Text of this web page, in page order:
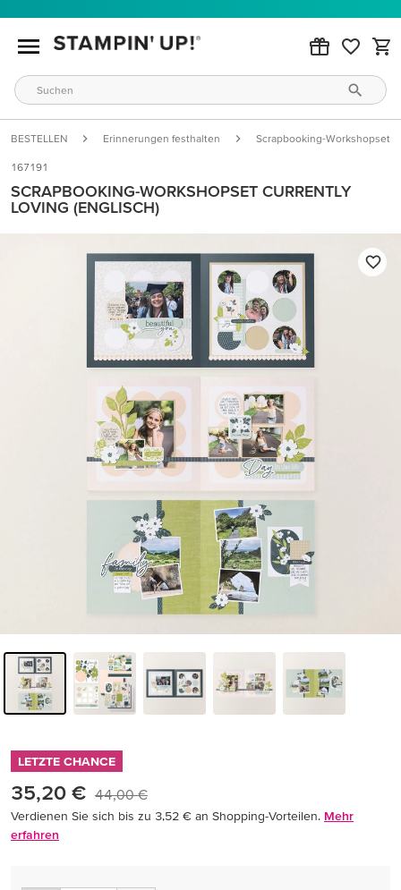
BESTELLEN Erinnerungen festhalten Scrapbooking-Workshopsets
167191
SCRAPBOOKING-WORKSHOPSET CURRENTLY
LOVING (ENGLISCH)
LETZTE CHANCE
35,20 € 44,00 €
Verdienen Sie sich bis zu 3,52 € an Shopping-Vorteilen. Mehr
erfahren